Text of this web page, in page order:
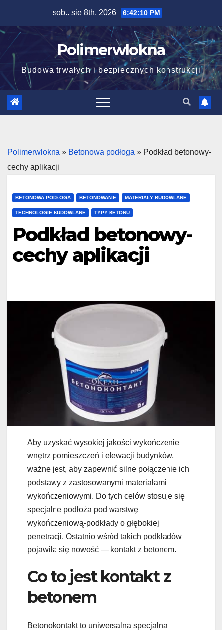
content
sob.. sie 8th, 2026 6:42:12 PM
Polimerwlokna
Budowa trwałych i bezpiecznych konstrukcji
Polimerwlokna » Betonowa podłoga » Podkład betonowy-
cechy aplikacji
BETONOWA PODŁOGA BETONOWANIE MATERIAŁY BUDOWLANE
TECHNOLOGIE BUDOWLANE TYPY BETONU
Podkład betonowy-
cechy aplikacji
Aby uzyskać wysokiej jakości wykończenie
wnętrz pomieszczeń i elewacji budynków,
ważne jest, aby zapewnić silne połączenie ich
podstawy z zastosowanymi materiałami
wykończeniowymi. Do tych celów stosuje się
specjalne podłoża pod warstwę
wykończeniową-podkłady o głębokiej
penetracji. Ostatnio wśród takich podkładów
pojawiła się nowość — kontakt z betonem.
Co to jest kontakt z
betonem
Betonokontakt to uniwersalna specjalna